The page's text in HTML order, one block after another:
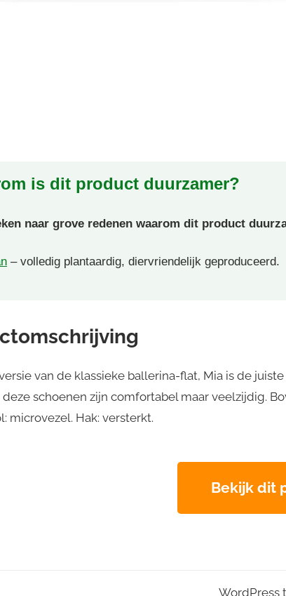
is dit product duurzamer?
naar grove redenen waarom dit product
– volledig plantaardig, diervriendelijk geproduceerd.
van de klassieke ballerina-flat, Mia is de
schoenen zijn comfortabel maar veelzijdig.
microvezel. Hak: versterkt.
Bekijk dit
WordPress